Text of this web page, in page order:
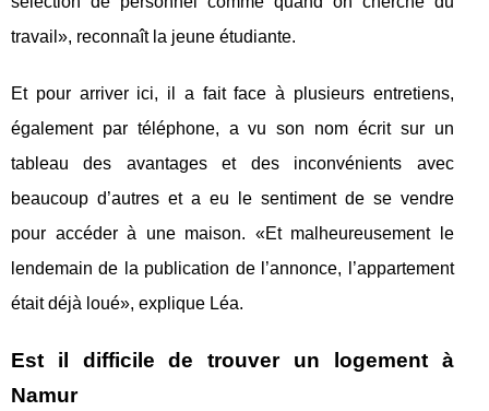
travail», reconnaît la jeune étudiante.
Et pour arriver ici, il a fait face à plusieurs entretiens,
également par téléphone, a vu son nom écrit sur un
tableau des avantages et des inconvénients avec
beaucoup d’autres et a eu le sentiment de se vendre
pour accéder à une maison. «Et malheureusement le
lendemain de la publication de l’annonce, l’appartement
était déjà loué», explique Léa.
Est il difficile de trouver un logement à
Namur